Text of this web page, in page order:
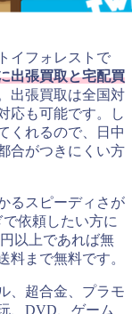
イフォレストで
出張買取と宅配買
出張買取は全国対
応も可能です。し
くれるので、日中
合がつきにくい方
るスピーディさが
依頼したい方に
以上であれば無
料まで無料です。
、超合金、プラモ
、DVD、ゲーム